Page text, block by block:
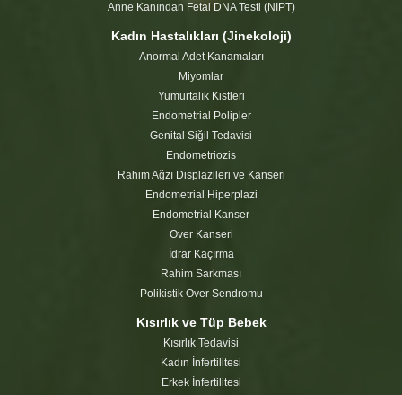
Anne Kanından Fetal DNA Testi (NIPT)
Kadın Hastalıkları (Jinekoloji)
Anormal Adet Kanamaları
Miyomlar
Yumurtalık Kistleri
Endometrial Polipler
Genital Siğil Tedavisi
Endometriozis
Rahim Ağzı Displazileri ve Kanseri
Endometrial Hiperplazi
Endometrial Kanser
Over Kanseri
İdrar Kaçırma
Rahim Sarkması
Polikistik Over Sendromu
Kısırlık ve Tüp Bebek
Kısırlık Tedavisi
Kadın İnfertilitesi
Erkek İnfertilitesi